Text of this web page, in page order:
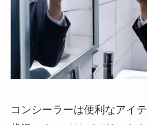
コンシーラーは便利なアイ